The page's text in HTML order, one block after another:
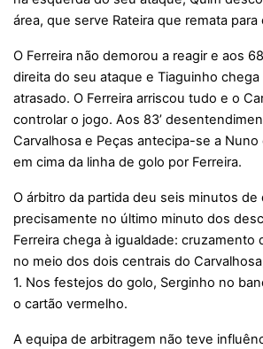
área, que serve Rateira que remata para
O Ferreira não demorou a reagir e aos
direita do seu ataque e Tiaguinho chega
atrasado. O Ferreira arriscou tudo e o
controlar o jogo. Aos 83’
Carvalhosa e Peças antecipa-se a Nuno
em cima da linha de golo por Ferreira.
O árbitro da partida deu seis minutos
precisamente no último minuto dos
Ferreira chega à igualdade: cruzamento
no meio dos dois centrais do
1. Nos festejos do golo, Serginho no
o cartão vermelho.
A equipa de arbitragem não teve